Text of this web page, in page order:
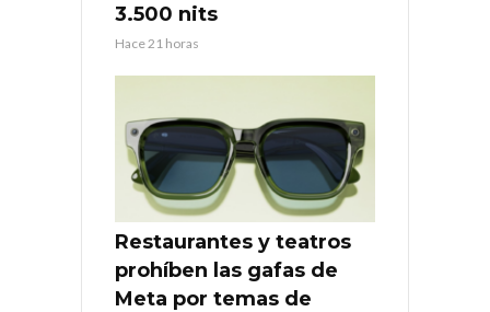
3.500 nits
Hace 21 horas
Restaurantes y teatros
prohíben las gafas de
Meta por temas de